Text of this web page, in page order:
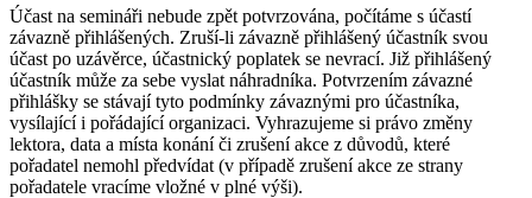
Účast na semináři nebude zpět potvrzována, počítáme s účastí
závazně přihlášených. Zruší-li závazně přihlášený účastník svou
účast po uzávěrce, účastnický poplatek se nevrací. Již přihlášený
účastník může za sebe vyslat náhradníka. Potvrzením závazné
přihlášky se stávají tyto podmínky závaznými pro účastníka,
vysílající i pořádající organizaci. Vyhrazujeme si právo změny
lektora, data a místa konání či zrušení akce z důvodů, které
pořadatel nemohl předvídat (v případě zrušení akce ze strany
pořadatele vracíme vložné v plné výši).